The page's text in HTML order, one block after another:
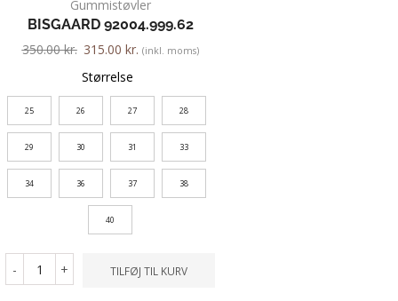
Gummistøvler
BISGAARD 92004.999.62
350.00kr. 315.00 kr. (inkl. moms)
Størrelse
25 26 27 28
29 30 31 33
34 36 37 38
40
- + TILFØJ TIL KURV